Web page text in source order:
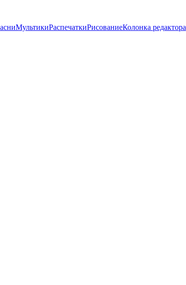
МультикиРаспечаткиРисованиеКолонка редактора